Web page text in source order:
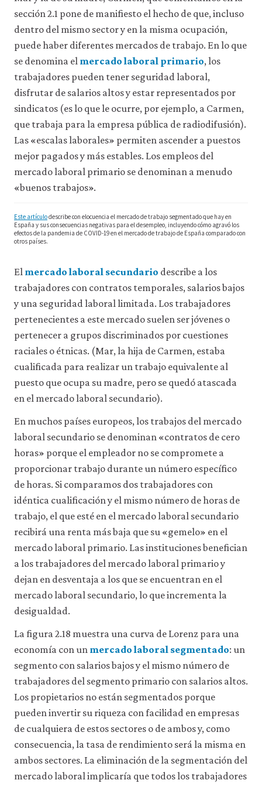
a
recursos
los
que
hay
tener
una
iniciada).
También
gustaría
utilizar
cookies
nos
ayuden
a
funcionalidad
y
facilidad
de
de
nuestro
Estas
cookies
solo
instalarán
si
aceptas.
No
vendemos
cedemos
datos
ni
de
uso
a
terceros
ni
empleamos
ningún
otro
Para
obtener
información
más
detallada
sobre
cookies
que
sección 2.1 pone de manifiesto el hecho de que, incluso
dentro del mismo sector y en la misma ocupación,
puede haber diferentes mercados de trabajo. En lo que
se denomina el mercado laboral primario, los
trabajadores pueden tener seguridad laboral,
disfrutar de salarios altos y estar representados por
sindicatos (es lo que le ocurre, por ejemplo, a Carmen,
que trabaja para la empresa pública de radiodifusión).
Las «escalas laborales» permiten ascender a puestos
mejor pagados y más estables. Los empleos del
mercado laboral primario se denominan a menudo
«buenos trabajos».
Este artículodescribe con elocuencia el mercado de trabajo segmentado que hay en
España y sus consecuencias negativas para el desempleo, incluyendo cómo agravó los
efectos de la pandemia de COVID-19 en el mercado de trabajo de España comparado con
otros países.
El mercado laboral secundario describe a los
trabajadores con contratos temporales, salarios bajos
y una seguridad laboral limitada. Los trabajadores
pertenecientes a este mercado suelen ser jóvenes o
pertenecer a grupos discriminados por cuestiones
raciales o étnicas. (Mar, la hija de Carmen, estaba
cualificada para realizar un trabajo equivalente al
puesto que ocupa su madre, pero se quedó atascada
en el mercado laboral secundario).
En muchos países europeos, los trabajos del mercado
laboral secundario se denominan «contratos de cero
horas» porque el empleador no se compromete a
proporcionar trabajo durante un número específico
de horas. Si comparamos dos trabajadores con
idéntica cualificación y el mismo número de horas de
trabajo, el que esté en el mercado laboral secundario
recibirá una renta más baja que su «gemelo» en el
mercado laboral primario. Las instituciones benefician
a los trabajadores del mercado laboral primario y
dejan en desventaja a los que se encuentran en el
mercado laboral secundario, lo que incrementa la
desigualdad.
La figura 2.18 muestra una curva de Lorenz para una
economía con un mercado laboral segmentado: un
segmento con salarios bajos y el mismo número de
trabajadores del segmento primario con salarios altos.
Los propietarios no están segmentados porque
pueden invertir su riqueza con facilidad en empresas
de cualquiera de estos sectores o de ambos y, como
consecuencia, la tasa de rendimiento será la misma en
ambos sectores. La eliminación de la segmentación del
mercado laboral implicaría que todos los trabajadores